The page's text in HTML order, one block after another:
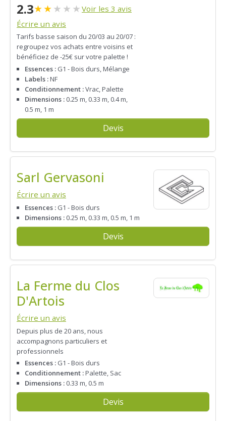
2.3★★★ ★ ★ Voir les 3 avis
Écrire un avis
Tarifs basse saison du 20/03 au 20/07 :
regroupez vos achats entre voisins et
bénéficiez de -25€ sur votre palette !
Essences : G1 - Bois durs, Mélange
Labels :NF
Conditionnement :Vrac, Palette
Dimensions : 0.25 m, 0.33 m, 0.4 m,
0.5 m, 1 m
Devis
Sarl Gervasoni
Écrire un avis
Essences : G1 - Bois durs
Dimensions : 0.25 m, 0.33 m, 0.5 m, 1 m
Devis
La Ferme du Clos
D'Artois
Écrire un avis
Depuis plus de 20 ans, nous
accompagnons particuliers et
professionnels
Essences : G1 - Bois durs
Conditionnement :Palette, Sac
Dimensions : 0.33 m, 0.5 m
Devis